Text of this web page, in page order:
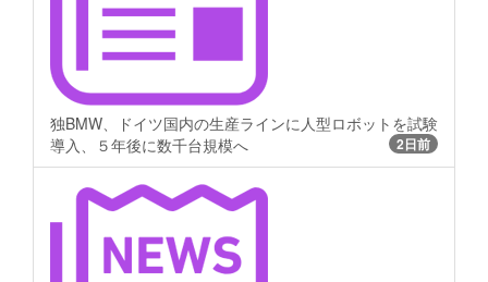
独BMW、ドイツ国内の生産ラインに人型ロボットを試験
導入、５年後に数千台規模へ
2日前